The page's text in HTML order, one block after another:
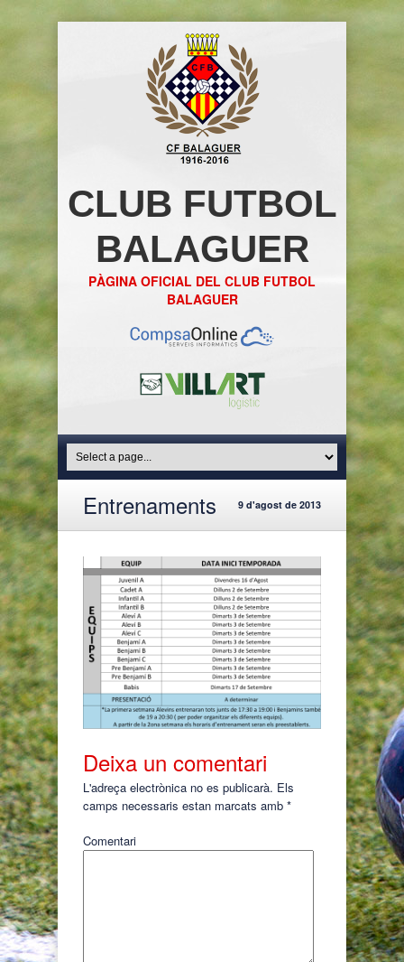
CLUB FUTBOL
BALAGUER
PÀGINA OFICIAL DEL CLUB FUTBOL
BALAGUER
Entrenaments 9 d'agost de 2013
Deixa un comentari
L'adreça electrònica no es publicarà. Els
camps necessaris estan marcats amb *
Comentari